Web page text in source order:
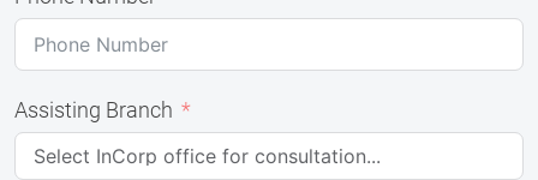
Assisting Branch